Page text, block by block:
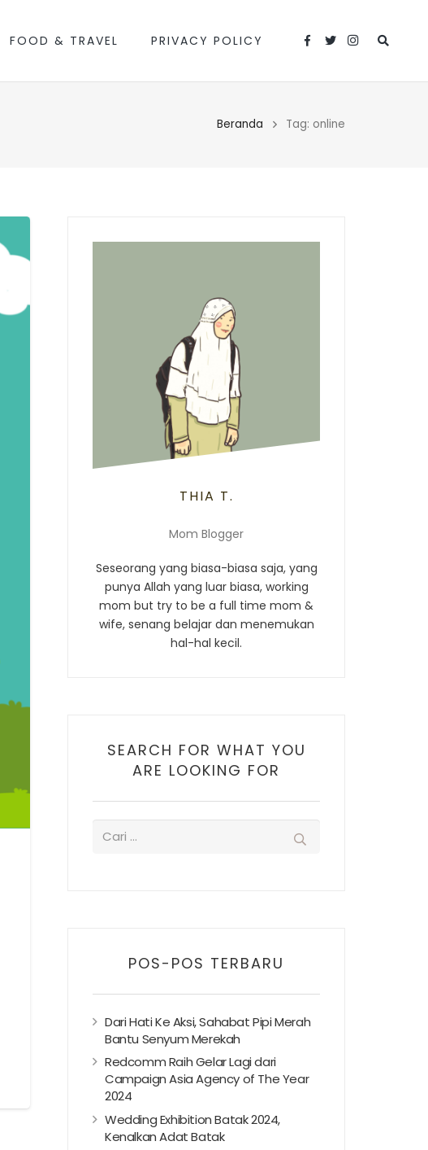
FOOD & TRAVEL PRIVACY POLICY
Beranda Tag: online
THIA T.
Mom Blogger
Seseorang yang biasa-biasa saja, yang
punya Allah yang luar biasa, working
mom but try to be a full time mom &
wife, senang belajar dan menemukan
hal-hal kecil.
SEARCH FOR WHAT YOU
ARE LOOKING FOR
POS-POS TERBARU
Dari Hati Ke Aksi, Sahabat Pipi Merah
Bantu Senyum Merekah
Redcomm Raih Gelar Lagi dari
Campaign Asia Agency of The Year
2024
Wedding Exhibition Batak 2024,
Kenalkan Adat Batak